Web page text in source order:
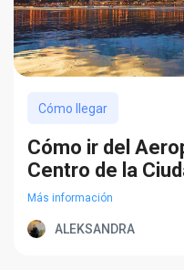
Cómo llegar
Cómo ir del
Centro de la
Más información
ALEKSANDRA